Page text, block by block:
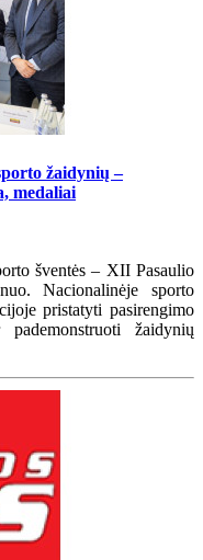
žaidynių –
medaliai
šventės – XII Pasaulio
Nacionalinėje sporto
pristatyti pasirengimo
žaidynių